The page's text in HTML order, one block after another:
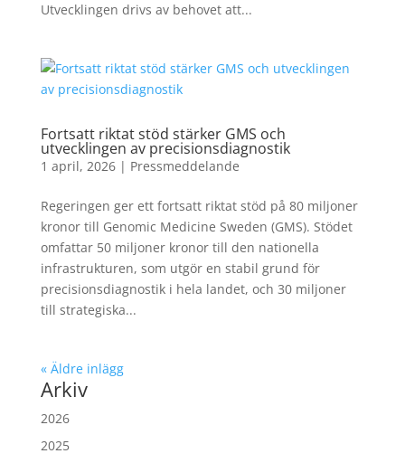
Utvecklingen drivs av behovet att...
Fortsatt riktat stöd stärker GMS och
utvecklingen av precisionsdiagnostik
1 april, 2026| Pressmeddelande
Regeringen ger ett fortsatt riktat stöd på 80 miljoner
kronor till Genomic Medicine Sweden (GMS). Stödet
omfattar 50 miljoner kronor till den nationella
infrastrukturen, som utgör en stabil grund för
precisionsdiagnostik i hela landet, och 30 miljoner
till strategiska...
« Äldre inlägg
Arkiv
2026
2025